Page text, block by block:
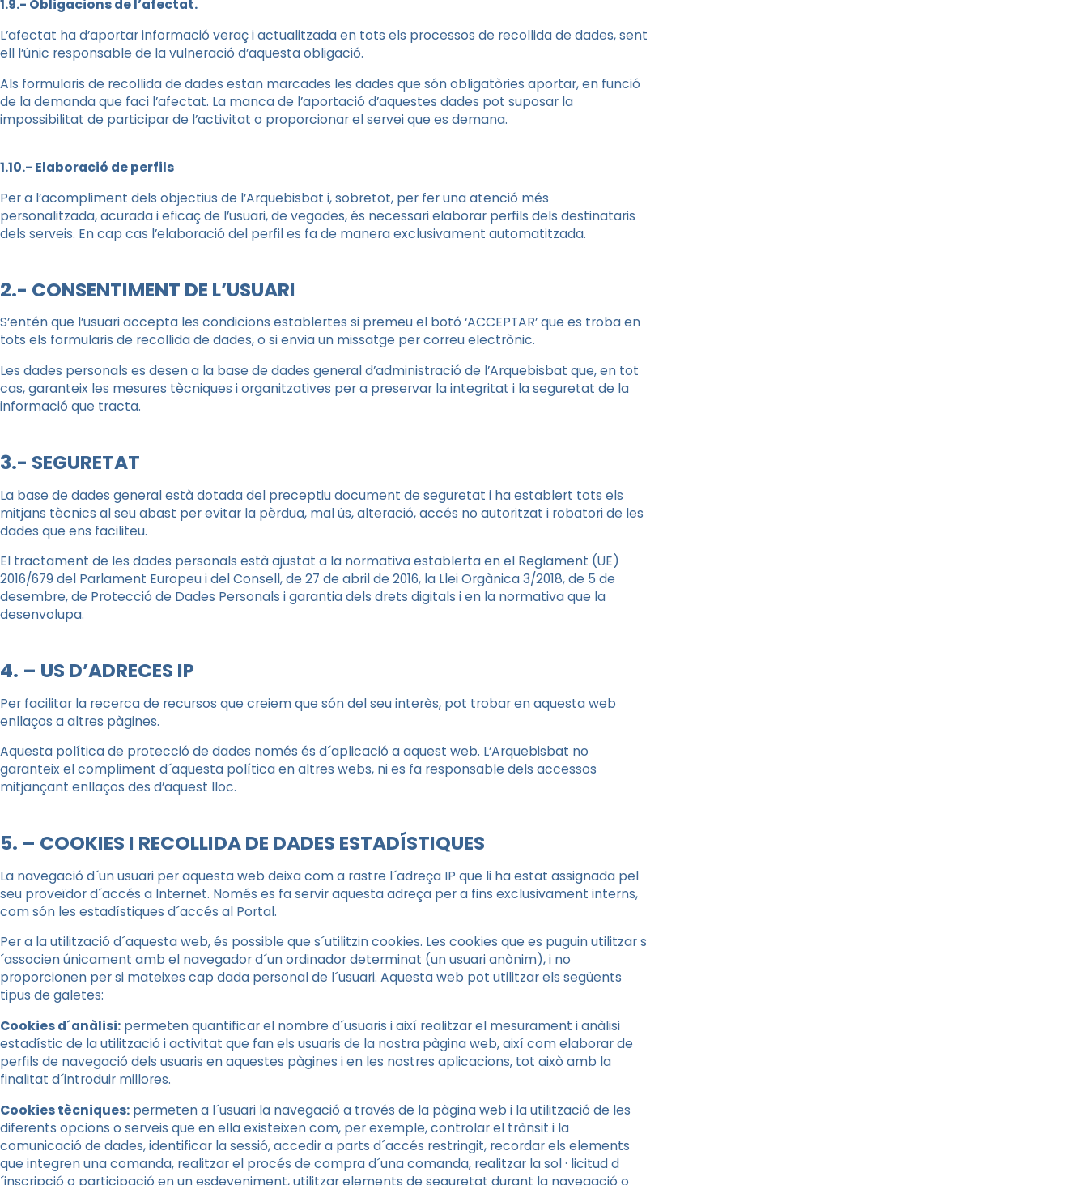
1.9.- Obligacions de l’afectat.
L’afectat ha d’aportar informació veraç i actualitzada en tots els processos de recollida de dades, sent
ell l’únic responsable de la vulneració d’aquesta obligació.
Als formularis de recollida de dades estan marcades les dades que són obligatòries aportar, en funció
de la demanda que faci l’afectat. La manca de l’aportació d’aquestes dades pot suposar la
impossibilitat de participar de l’activitat o proporcionar el servei que es demana.
1.10.- Elaboració de perfils
Per a l’acompliment dels objectius de l’Arquebisbat i, sobretot, per fer una atenció més
personalitzada, acurada i eficaç de l’usuari, de vegades, és necessari elaborar perfils dels destinataris
dels serveis. En cap cas l’elaboració del perfil es fa de manera exclusivament automatitzada.
2.- CONSENTIMENT DE L’USUARI
S’entén que l’usuari accepta les condicions establertes si premeu el botó ‘ACCEPTAR’ que es troba en
tots els formularis de recollida de dades, o si envia un missatge per correu electrònic.
Les dades personals es desen a la base de dades general d’administració de l’Arquebisbat que, en tot
cas, garanteix les mesures tècniques i organitzatives per a preservar la integritat i la seguretat de la
informació que tracta.
3.- SEGURETAT
La base de dades general està dotada del preceptiu document de seguretat i ha establert tots els
mitjans tècnics al seu abast per evitar la pèrdua, mal ús, alteració, accés no autoritzat i robatori de les
dades que ens faciliteu.
El tractament de les dades personals està ajustat a la normativa establerta en el Reglament (UE)
2016/679 del Parlament Europeu i del Consell, de 27 de abril de 2016, la Llei Orgànica 3/2018, de 5 de
desembre, de Protecció de Dades Personals i garantia dels drets digitals i en la normativa que la
desenvolupa.
4. – US D’ADRECES IP
Per facilitar la recerca de recursos que creiem que són del seu interès, pot trobar en aquesta web
enllaços a altres pàgines.
Aquesta política de protecció de dades només és d´aplicació a aquest web. L’Arquebisbat no
garanteix el compliment d´aquesta política en altres webs, ni es fa responsable dels accessos
mitjançant enllaços des d’aquest lloc.
5. – COOKIES I RECOLLIDA DE DADES ESTADÍSTIQUES
La navegació d´un usuari per aquesta web deixa com a rastre l´adreça IP que li ha estat assignada pel
seu proveïdor d´accés a Internet. Només es fa servir aquesta adreça per a fins exclusivament interns,
com són les estadístiques d´accés al Portal.
Per a la utilització d´aquesta web, és possible que s´utilitzin cookies. Les cookies que es puguin utilitzar s
´associen únicament amb el navegador d´un ordinador determinat (un usuari anònim), i no
proporcionen per si mateixes cap dada personal de l´usuari. Aquesta web pot utilitzar els següents
tipus de galetes:
Cookies d´anàlisi: permeten quantificar el nombre d´usuaris i així realitzar el mesurament i anàlisi
estadístic de la utilització i activitat que fan els usuaris de la nostra pàgina web, així com elaborar de
perfils de navegació dels usuaris en aquestes pàgines i en les nostres aplicacions, tot això amb la
finalitat d´introduir millores.
Cookies tècniques: permeten a l´usuari la navegació a través de la pàgina web i la utilització de les
diferents opcions o serveis que en ella existeixen com, per exemple, controlar el trànsit i la
comunicació de dades, identificar la sessió, accedir a parts d´accés restringit, recordar els elements
que integren una comanda, realitzar el procés de compra d´una comanda, realitzar la sol · licitud d
´inscripció o participació en un esdeveniment, utilitzar elements de seguretat durant la navegació o